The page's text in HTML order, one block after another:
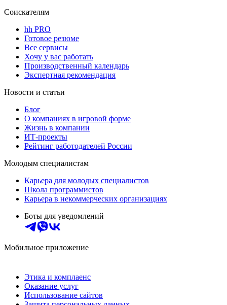
Соискателям
hh PRO
Готовое резюме
Все сервисы
Хочу у вас работать
Производственный календарь
Экспертная рекомендация
Новости и статьи
Блог
О компаниях в игровой форме
Жизнь в компании
ИТ-проекты
Рейтинг работодателей России
Молодым специалистам
Карьера для молодых специалистов
Школа программистов
Карьера в некоммерческих организациях
Боты для уведомлений
Мобильное приложение
Этика и комплаенс
Оказание услуг
Использование сайтов